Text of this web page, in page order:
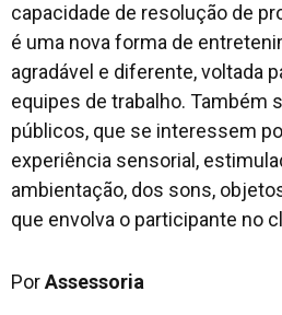
capacidade de resolução de
é uma nova forma de
agradável e diferente, voltada
equipes de trabalho. Também
públicos, que se interessem
experiência sensorial,
ambientação, dos sons,
que envolva o participante no
PorAssessoria